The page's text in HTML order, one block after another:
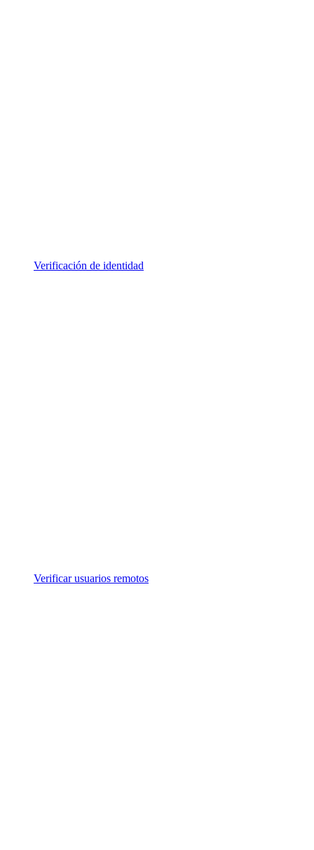
Verificación de identidad
Verificar usuarios remotos